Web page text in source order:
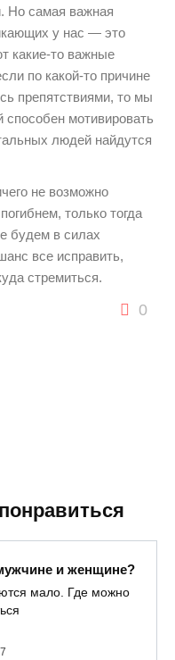
Но самая важная
у нас — это
какие-то важные
по какой-то причине
препятствиями, то мы
способен мотивировать
людей найдутся
не возможно
только тогда
будем в силах
все исправить,
стремиться.
0
и женщине?
мало. Где можно